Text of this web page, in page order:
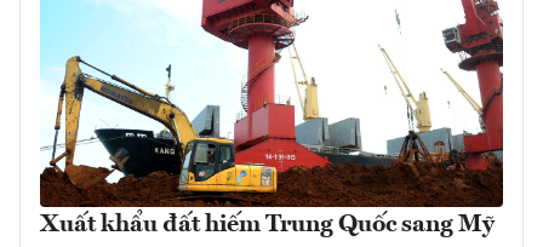
Xuất khẩu đất hiếm Trung Quốc sang Mỹ